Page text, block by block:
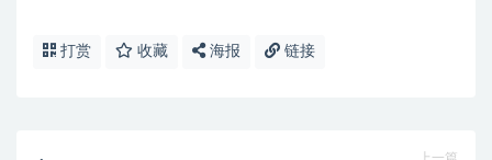
打赏 收藏 海报 链接